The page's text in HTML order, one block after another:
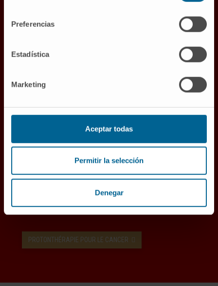
Preferencias
Estadística
Marketing
Aceptar todas
Permitir la selección
Denegar
cancer
La thérapie par protons est la modalité de
offrant une meilleure répartition de la dose de
des tissus sains.
Unité de protonthérapie ou de thérapie
plus avancée d’Europe et la première
intégrée dans un centre de cancérologie,
bénéficiant de tout le soutien clinique,
académique et de recherche de l’institution.
PROTONTHÉRAPIE POUR LE CANCER